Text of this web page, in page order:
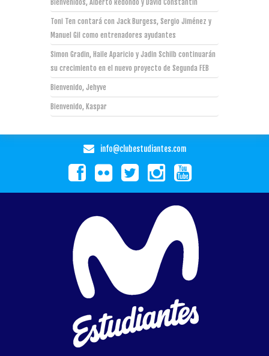
Bienvenidos, Alberto Redondo y David Constantin
Toni Ten contará con Jack Burgess, Sergio Jiménez y
Manuel Gil como entrenadores ayudantes
Simon Gradin, Haile Aparicio y Jadin Schilb continuarán
su crecimiento en el nuevo proyecto de Segunda FEB
Bienvenido, Jehyve
Bienvenido, Kaspar
info@clubestudiantes.com